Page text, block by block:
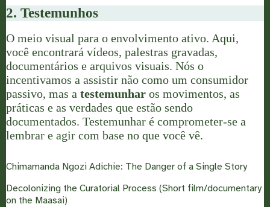
2. Testemunhos
O meio visual para o envolvimento ativo. Aqui,
você encontrará vídeos, palestras gravadas,
documentários e arquivos visuais. Nós o
incentivamos a assistir não como um consumidor
passivo, mas a testemunhar os movimentos, as
práticas e as verdades que estão sendo
documentados. Testemunhar é comprometer-se a
lembrar e agir com base no que você vê.
Chimamanda Ngozi Adichie: The Danger of a Single Story
Decolonizing the Curatorial Process (Short film/documentary
on the Maasai)